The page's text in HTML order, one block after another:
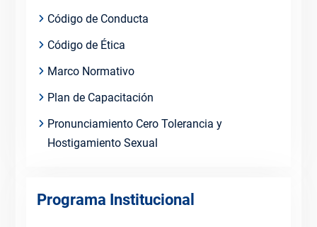
Código de Conducta
Código de Ética
Marco Normativo
Plan de Capacitación
Pronunciamiento Cero Tolerancia y
Hostigamiento Sexual
Programa Institucional